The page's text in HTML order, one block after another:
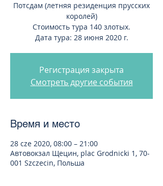
Потсдам (летняя резиденция прусских
королей)
Стоимость тура 140 злотых.
Дата тура: 28 июня 2020 г.
Регистрация закрыта
Смотреть другие события
Время и место
28 cze 2020, 08:00 – 21:00
Автовокзал Щецин, plac Grodnicki 1, 70-
001 Szczecin, Польша